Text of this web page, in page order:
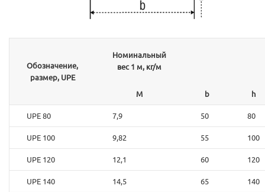
Обозначение,
размер, UPE
Номинальный
вес 1 м, кг/м
M b h
UPE 80 7,9 50 80
UPE 100 9,82 55 100
UPE 120 12,1 60 120
UPE 140 14,5 65 140